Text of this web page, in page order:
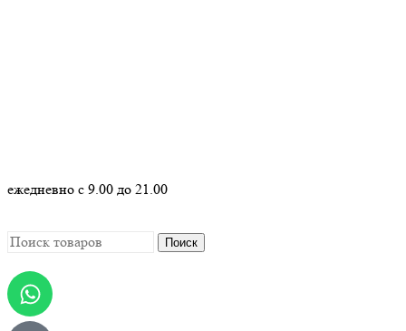
ежедневно с 9.00 до 21.00
Поиск